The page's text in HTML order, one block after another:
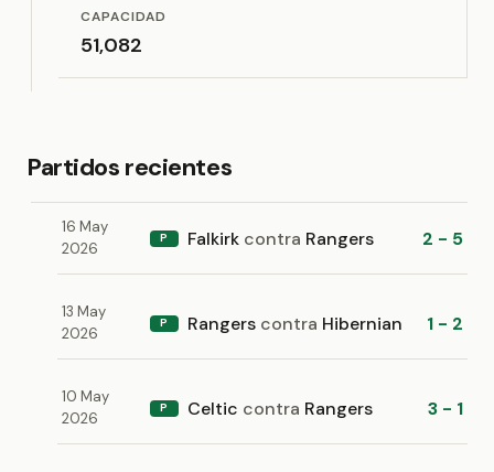
CAPACIDAD
51,082
Partidos recientes
16 May
2026
P Falkirk contra Rangers 2 - 5
13 May
2026
P Rangers contra Hibernian 1 - 2
10 May
2026
P Celtic contra Rangers 3 - 1